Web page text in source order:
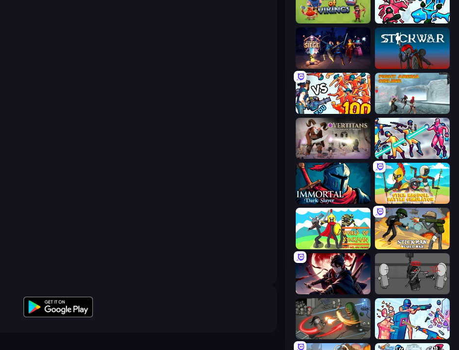
Clash of Vikings Funny Battle Simulator 2
Eternal Siege Stick War
Horde Killer: You vs 100 Fight Arena Online
Overtitans: Destroyers of Worlds Hero 3: Flying Robot
Immortal: Dark Slayer Stick Ragdoll Battle Simulator
World of Stickman Classic RTS Stickman World War
Samurai's Shadow Madness Project Nexus
Madness Online Time Shooter 3: SWAT